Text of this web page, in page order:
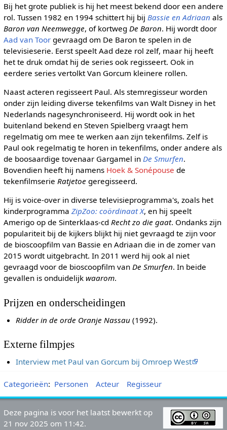
Bij het grote publiek is hij het meest bekend door een andere
rol. Tussen 1982 en 1994 schittert hij bij Bassie en Adriaan als
Baron van Neemwegge, of kortweg De Baron. Hij wordt door
Aad van Toorgevraagd om De Baron te spelen in de
televisieserie. Eerst speelt Aad deze rol zelf, maar hij heeft
het te druk omdat hij de series ook regisseert. Ook in
eerdere series vertolkt Van Gorcum kleinere rollen.
Naast acteren regisseert Paul. Als stemregisseur worden
onder zijn leiding diverse tekenfilms van Walt Disney in het
Nederlands nagesynchroniseerd. Hij wordt ook in het
buitenland bekend en Steven Spielberg vraagt hem
regelmatig om mee te werken aan zijn tekenfilms. Zelf is
Paul ook regelmatig te horen in tekenfilms, onder andere als
de boosaardige tovenaar Gargamel in De Smurfen.
Bovendien heeft hij namens Hoek & Sonépouse de
tekenfilmserie Ratjetoe geregisseerd.
Hij is voice-over in diverse televisieprogramma's, zoals het
kinderprogramma ZipZoo: coördinaat X, en hij speelt
Amerigo op de Sinterklaas-cd Recht zo die gaat. Ondanks zijn
populariteit bij de kijkers blijkt hij niet gevraagd te zijn voor
de bioscoopfilm van Bassie en Adriaan die in de zomer van
2015 wordt uitgebracht. In 2011 werd hij ook al niet
gevraagd voor de bioscoopfilm van De Smurfen. In beide
gevallen is onduidelijk waarom.
Prijzen en onderscheidingen
Ridder in de orde Oranje Nassau (1992).
Externe filmpjes
Interview met Paul van Gorcum bij Omroep West
Categorieën: Personen Acteur Regisseur
Deze pagina is voor het laatst bewerkt op
21 nov 2025 om 11:42.